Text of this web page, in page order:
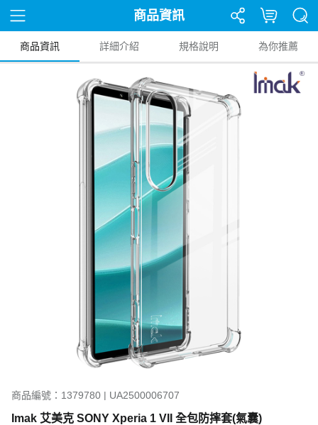
商品資訊
商品資訊 詳細介紹 規格說明 為你推薦
商品編號：1379780 | UA2500006707
Imak 艾美克 SONY Xperia 1 VII 全包防摔套(氣囊)